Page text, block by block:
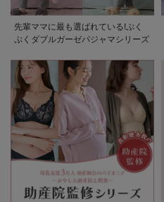
先輩ママに最も選ばれている!ぷく
ぷくダブルガーゼパジャマシリーズ